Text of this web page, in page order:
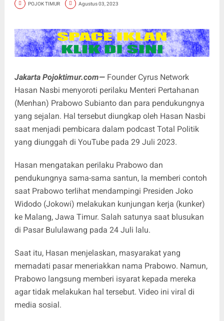
POJOK TIMUR Agustus 03, 2023
Jakarta Pojoktimur.com—Founder Cyrus Network
Hasan Nasbi menyoroti perilaku Menteri Pertahanan
(Menhan) Prabowo Subianto dan para pendukungnya
yang sejalan. Hal tersebut diungkap oleh Hasan Nasbi
saat menjadi pembicara dalam podcast Total Politik
yang diunggah di YouTube pada 29 Juli 2023.
Hasan mengatakan perilaku Prabowo dan
pendukungnya sama-sama santun, Ia memberi contoh
saat Prabowo terlihat mendampingi Presiden Joko
Widodo (Jokowi) melakukan kunjungan kerja (kunker)
ke Malang, Jawa Timur. Salah satunya saat blusukan
di Pasar Bululawang pada 24 Juli lalu.
Saat itu, Hasan menjelaskan, masyarakat yang
memadati pasar meneriakkan nama Prabowo. Namun,
Prabowo langsung memberi isyarat kepada mereka
agar tidak melakukan hal tersebut. Video ini viral di
media sosial.